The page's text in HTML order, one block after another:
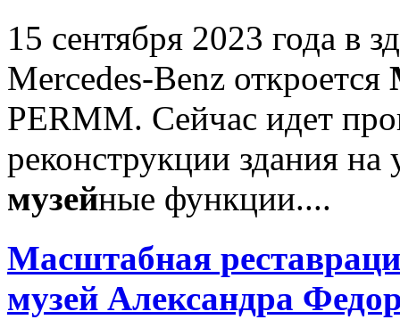
15 сентября 2023 года в
Mercedes-Benz откроется
PERMM. Сейчас идет
реконструкции здания
музейные функции....
Масштабная
музей Александра